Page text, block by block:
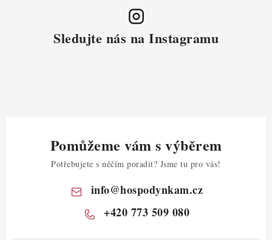
Sledujte nás na Instagramu
Pomůžeme vám s výběrem
Potřebujete s něčím poradit? Jsme tu pro vás!
info@hospodynkam.cz
+420 773 509 080